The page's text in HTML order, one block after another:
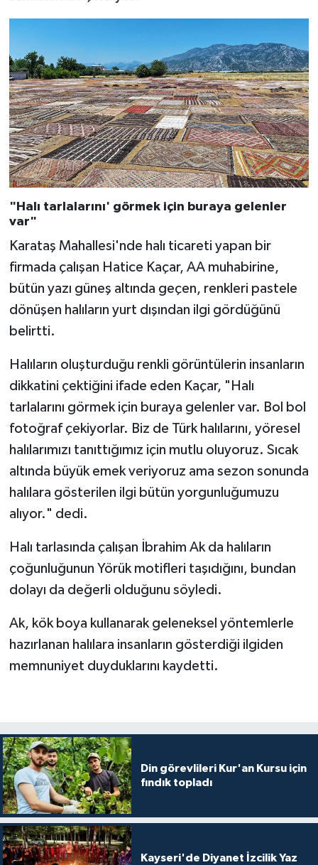
"Halı tarlalarını' görmek için buraya gelenler
var"
Karataş Mahallesi'nde halı ticareti yapan bir
firmada çalışan Hatice Kaçar, AA muhabirine,
bütün yazı güneş altında geçen, renkleri pastele
dönüşen halıların yurt dışından ilgi gördüğünü
belirtti.
Halıların oluşturduğu renkli görüntülerin insanların
dikkatini çektiğini ifade eden Kaçar, "Halı
tarlalarını görmek için buraya gelenler var. Bol bol
fotoğraf çekiyorlar. Biz de Türk halılarını, yöresel
halılarımızı tanıttığımız için mutlu oluyoruz. Sıcak
altında büyük emek veriyoruz ama sezon sonunda
halılara gösterilen ilgi bütün yorgunluğumuzu
alıyor." dedi.
Halı tarlasında çalışan İbrahim Ak da halıların
çoğunluğunun Yörük motifleri taşıdığını, bundan
dolayı da değerli olduğunu söyledi.
Ak, kök boya kullanarak geleneksel yöntemlerle
hazırlanan halılara insanların gösterdiği ilgiden
memnuniyet duyduklarını kaydetti.
Din görevlileri Kur'an Kursu için
fındık topladı
Kayseri'de Diyanet İzcilik Yaz
Erzincan Müftülüğü
Erzurum Müftülüğü
Eskişehir Müftülüğü
Gaziantep Müftülüğü
Giresun Müftülüğü
Gümüşhane Müftülüğü
Hakkari Müftülüğü
Hatay Müftülüğü
Isparta Müftülüğü
İstanbul Müftülüğü
İzmir Müftülüğü
Kahramanmaraş Müftülüğü
Karaman Müftülüğü
Kastamonu Müftülüğü
Kayseri Müftülüğü
Kırıkkale Müftülüğü
Kırklareli Müftülüğü
Kırşehir Müftülüğü
Kocaeli Müftülüğü